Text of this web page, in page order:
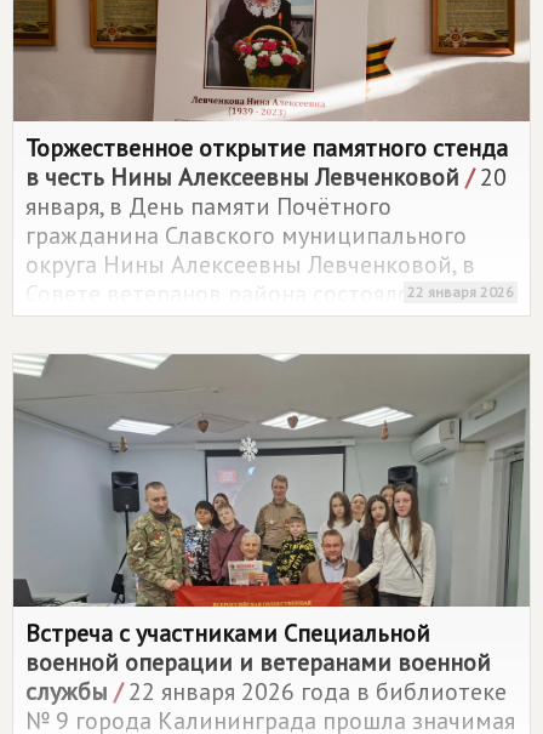
Торжественное открытие памятного стенда
в честь Нины Алексеевны Левченковой /20
января, в День памяти Почётного
гражданина Славского муниципального
округа Нины Алексеевны Левченковой, в
Совете ветеранов района состоялось
торжественное открытие памятного стенда,
посвящённого её жизни и выдающимся
заслугам.
22 января 2026
Встреча с участниками Специальной
военной операции и ветеранами военной
службы /22 января 2026 года в библиотеке
№ 9 города Калининграда прошла значимая